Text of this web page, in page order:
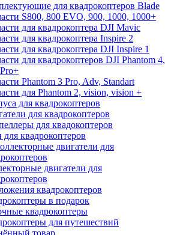
для квадрокоптеров Blade
S800, 800 EVO, 900, 1000, 1000+
для квадрокоптера DJI Mavic
для квадрокоптера Inspire 2
для квадрокоптера DJI Inspire 1
для квадрокоптеров DJI Phantom 4,
Phantom 3 Pro, Adv, Standart
для Phantom 2, vision, vision +
для квадрокоптеров
для квадрокоптеров
для квадокоптеров
для квадрокоптеров
двигатели для
двигатели для
квадрокоптеров
в подарок
квадрокоптеры
для путешествий
товар